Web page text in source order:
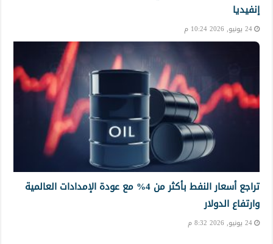
إنفيديا
24 يونيو, 2026 10:24 م
تراجع أسعار النفط بأكثر من 4% مع عودة الإمدادات العالمية
وارتفاع الدولار
24 يونيو, 2026 8:32 م